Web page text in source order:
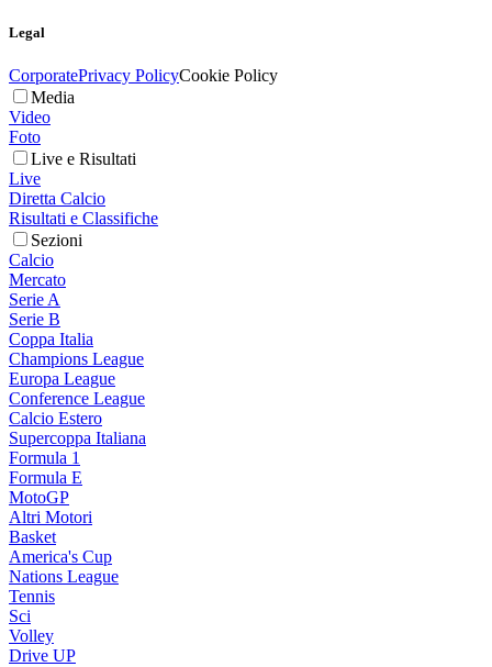
Legal
CorporatePrivacy PolicyCookie Policy
Media
Video
Foto
Live e Risultati
Live
Diretta Calcio
Risultati e Classifiche
Sezioni
Calcio
Mercato
Serie A
Serie B
Coppa Italia
Champions League
Europa League
Conference League
Calcio Estero
Supercoppa Italiana
Formula 1
Formula E
MotoGP
Altri Motori
Basket
America's Cup
Nations League
Tennis
Sci
Volley
Drive UP